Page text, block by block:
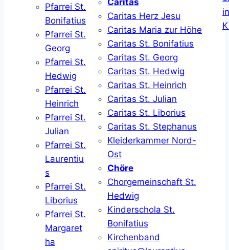
Pfarrei St.
Bonifatius
Pfarrei St.
Georg
Pfarrei St.
Hedwig
Pfarrei St.
Heinrich
Pfarrei St.
Julian
Pfarrei St.
Laurentiu
s
Pfarrei St.
Liborius
Pfarrei St.
Margaret
ha
Caritas
Caritas Herz Jesu
Caritas Maria zur Höhe
Caritas St. Bonifatius
Caritas St. Georg
Caritas St. Hedwig
Caritas St. Heinrich
Caritas St. Julian
Caritas St. Liborius
Caritas St. Stephanus
Kleiderkammer Nord-
Ost
Chöre
Chorgemeinschaft St.
Hedwig
Kinderschola St.
Bonifatius
Kirchenband